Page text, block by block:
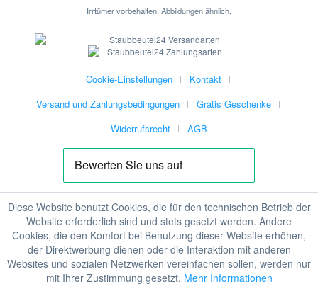
Irrtümer vorbehalten. Abbildungen ähnlich.
Cookie-Einstellungen
Kontakt
Versand und Zahlungsbedingungen
Gratis Geschenke
Widerrufsrecht
AGB
Diese Website benutzt Cookies, die für den technischen Betrieb der
Website erforderlich sind und stets gesetzt werden. Andere
Cookies, die den Komfort bei Benutzung dieser Website erhöhen,
der Direktwerbung dienen oder die Interaktion mit anderen
Websites und sozialen Netzwerken vereinfachen sollen, werden nur
mit Ihrer Zustimmung gesetzt. Mehr Informationen